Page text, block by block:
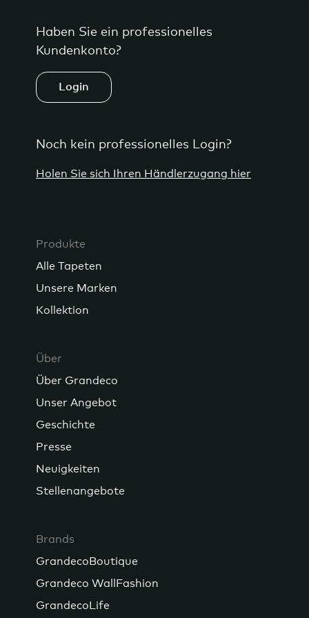
Haben Sie ein professionelles
Kundenkonto?
Login
Noch kein professionelles Login?
Holen Sie sich Ihren Händlerzugang hier
Produkte
Alle Tapeten
Unsere Marken
Kollektion
Über
Über Grandeco
Unser Angebot
Geschichte
Presse
Neuigkeiten
Stellenangebote
Brands
GrandecoBoutique
Grandeco WallFashion
GrandecoLife